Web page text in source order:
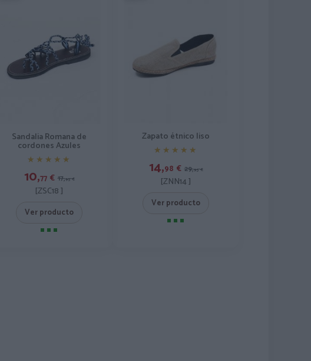
Sandalia Romana de
cordones Azules
★★★★★
★★★★★
10,77 € 17,95 €
[ZSC18 ]
Ver producto
Zapato étnico liso
★★★★★
★★★★★
14,98 € 29,95 €
[ZNN14 ]
Ver producto